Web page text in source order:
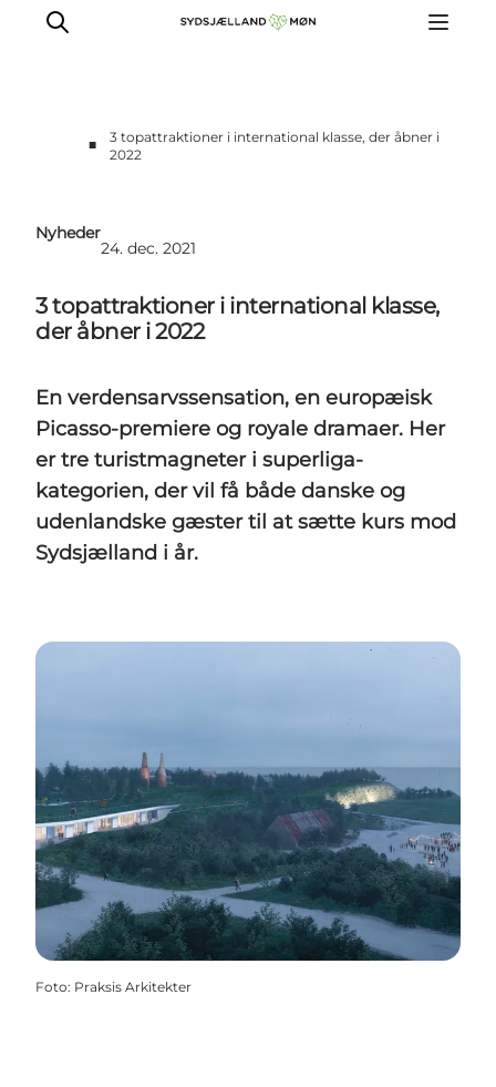
Presse
Projekter
Nyhedsbrev
■
3 topattraktioner i international klasse, der åbner i
2022
Nyheder
24. dec. 2021
3 topattraktioner i international klasse,
der åbner i 2022
En verdensarvssensation, en europæisk
Picasso-premiere og royale dramaer. Her
er tre turistmagneter i superliga-
kategorien, der vil få både danske og
udenlandske gæster til at sætte kurs mod
Sydsjælland i år.
Foto: Praksis Arkitekter